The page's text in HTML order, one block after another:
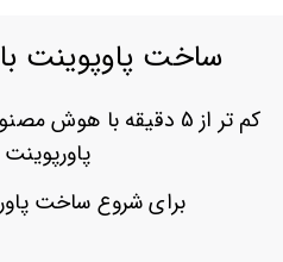
حساب
ثبت
بازیابی
ساخت پاوپوینت
کم تر از 5 دقیقه با هوش مصنوعی
برای شروع ساخت